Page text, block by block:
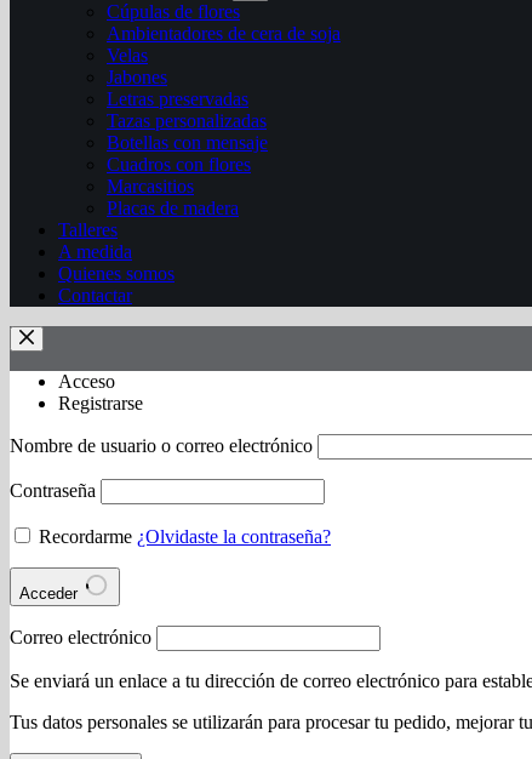
Cúpulas de flores
Ambientadores de cera de soja
Velas
Jabones
Letras preservadas
Tazas personalizadas
Botellas con mensaje
Cuadros con flores
Marcasitios
Placas de madera
Talleres
A medida
Quienes somos
Contactar
Acceso
Registrarse
Nombre de usuario o correo electrónico
Contraseña
Recordarme ¿Olvidaste la contraseña?
Acceder
Correo electrónico
Se enviará un enlace a tu dirección de correo electrónico para
Tus datos personales se utilizarán para procesar tu pedido, mejorar